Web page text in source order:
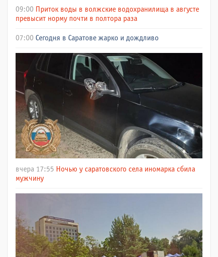
09:00 Приток воды в волжские водохранилища в августе
превысит норму почти в полтора раза
07:00 Сегодня в Саратове жарко и дождливо
вчера 17:55 Ночью у саратовского села иномарка сбила
мужчину